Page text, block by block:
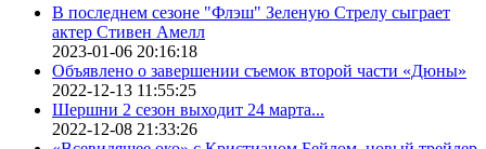
В последнем сезоне "Флэш" Зеленую Стрелу сыграет
актер Стивен Амелл
2023-01-06 20:16:18
Объявлено о завершении съемок второй части «Дюны»
2022-12-13 11:55:25
Шершни 2 сезон выходит 24 марта...
2022-12-08 21:33:26